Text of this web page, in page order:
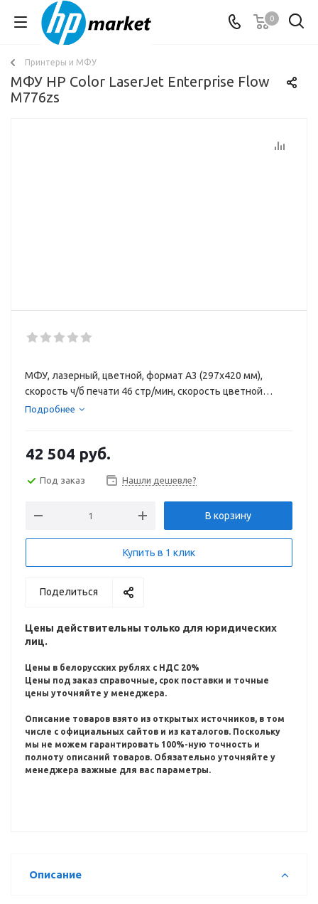
0
Принтеры и МФУ
МФУ HP Color LaserJet Enterprise Flow
M776zs
МФУ, лазерный, цветной, формат A3 (297x420 мм),
скорость ч/б печати 46 стр/мин, скорость цветной
печати 46 стр/мин, разрешение 1200 dpi, факс, LAN
Подробнее
42 504 руб.
Под заказ Нашли дешевле?
В корзину
Купить в 1 клик
Поделиться
Цены действительны только для юридических
лиц.
Цены в белорусских рублях с НДС 20%
Цены под заказ справочные, срок поставки и точные
цены уточняйте у менеджера.
Описание товаров взято из открытых источников, в том
числе с официальных сайтов и из каталогов. Поскольку
мы не можем гарантировать 100%-ную точность и
полноту описаний товаров. Обязательно уточняйте у
менеджера важные для вас параметры.
Описание